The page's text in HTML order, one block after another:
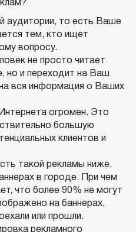
аудитории, то есть Ваше
тем, кто ищет
вопросу.
не просто читает
но и переходит на Ваш
вся информация о Ваших
огромен. Это
большую
клиентов и
такой рекламы ниже,
в городе. При чем
что более 90% не могут
на баннерах,
или прошли.
рекламного